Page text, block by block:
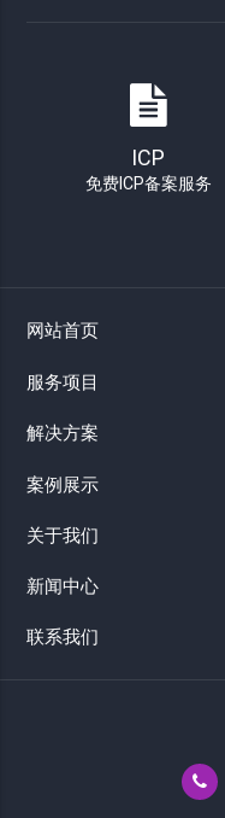
ICP
免费ICP备案服务
网站首页
服务项目
解决方案
案例展示
关于我们
新闻中心
联系我们